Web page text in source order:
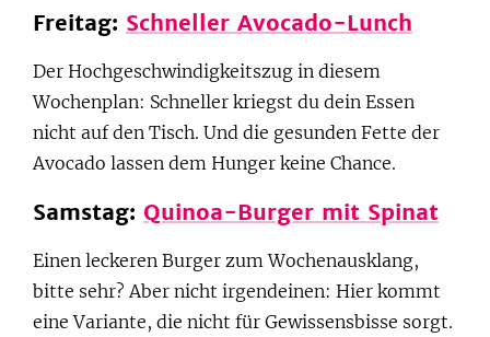
Freitag: Schneller Avocado-Lunch
Der Hochgeschwindigkeitszug in diesem
Wochenplan: Schneller kriegst du dein Essen
nicht auf den Tisch. Und die gesunden Fette der
Avocado lassen dem Hunger keine Chance.
Samstag: Quinoa-Burger mit Spinat
Einen leckeren Burger zum Wochenausklang,
bitte sehr? Aber nicht irgendeinen: Hier kommt
eine Variante, die nicht für Gewissensbisse sorgt.